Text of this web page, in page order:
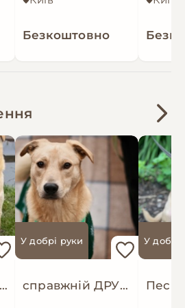
Безкоштовно
Бруно мріє про родину!
У добрі руки
справжній ДРУГ Майкі шукає родину!
У добрі